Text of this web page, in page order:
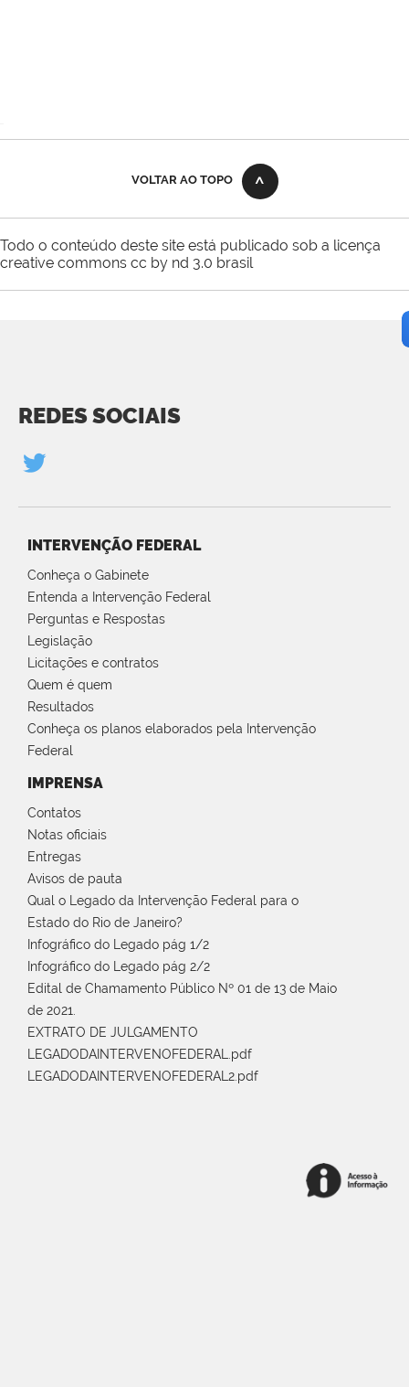
VOLTAR AO TOPO
Todo o conteúdo deste site está publicado sob a licença
creative commons cc by nd 3.0 brasil
REDES SOCIAIS
INTERVENÇÃO FEDERAL
Conheça o Gabinete
Entenda a Intervenção Federal
Perguntas e Respostas
Legislação
Licitações e contratos
Quem é quem
Resultados
Conheça os planos elaborados pela Intervenção
Federal
IMPRENSA
Contatos
Notas oficiais
Entregas
Avisos de pauta
Qual o Legado da Intervenção Federal para o
Estado do Rio de Janeiro?
Infográfico do Legado pág 1/2
Infográfico do Legado pág 2/2
Edital de Chamamento Público Nº 01 de 13 de Maio
de 2021.
EXTRATO DE JULGAMENTO
LEGADODAINTERVENOFEDERAL.pdf
LEGADODAINTERVENOFEDERAL2.pdf